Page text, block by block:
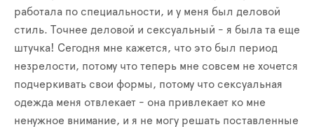
работала по специальности, и у меня был деловой
стиль. Точнее деловой и сексуальный - я была та еще
штучка! Сегодня мне кажется, что это был период
незрелости, потому что теперь мне совсем не хочется
подчеркивать свои формы, потому что сексуальная
одежда меня отвлекает - она привлекает ко мне
ненужное внимание, и я не могу решать поставленные